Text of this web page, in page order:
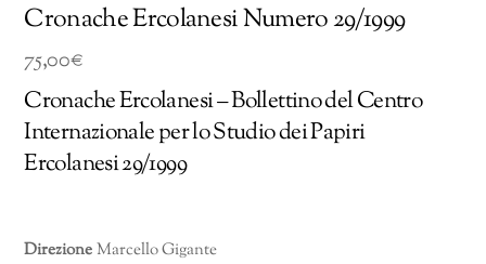
Cronache Ercolanesi Numero 29/1999
75,00€
Cronache Ercolanesi – Bollettino del Centro
Internazionale per lo Studio dei Papiri
Ercolanesi 29/1999
Direzione Marcello Gigante